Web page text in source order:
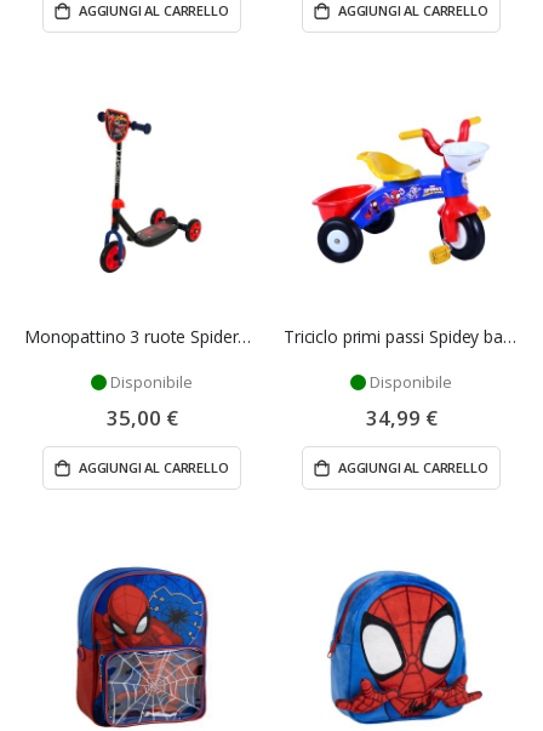
AGGIUNGI AL CARRELLO AGGIUNGI AL CARRELLO
Monopattino 3 ruote Spiderman bambino
Disponibile
35,00 €
AGGIUNGI AL CARRELLO
Triciclo primi passi Spidey bambino
Disponibile
34,99 €
AGGIUNGI AL CARRELLO